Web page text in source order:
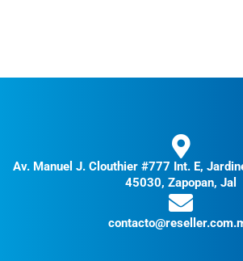
Av. Manuel J. Clouthier #777 Int. E,
45030, Zapopan, Jal